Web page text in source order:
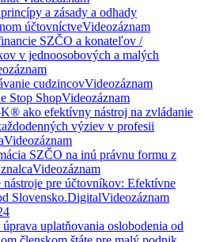
a zásady a odhady
účtovníctveVideozáznam
SZČO a konateľov /
v jednoosobových a malých
cudzincovVideozáznam
Stop ShopVideozáznam
ako efektívny nástroj na zvládanie
výziev v profesii
Videozáznam
SZČO na inú právnu formu z
Videozáznam
pre účtovníkov: Efektívne
Slovensko.DigitalVideozáznam
uplatňovania oslobodenia od